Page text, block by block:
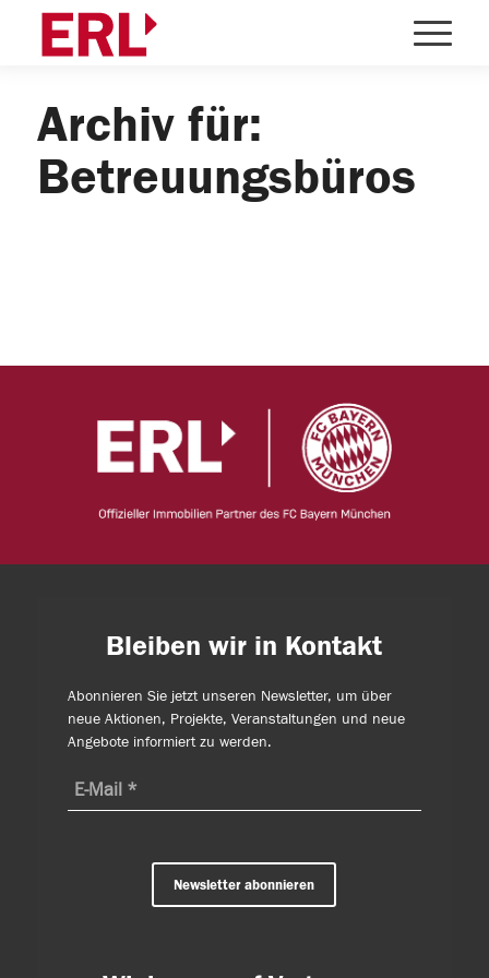
Archiv für:
Betreuungsbüros
Bleiben wir in Kontakt
Abonnieren Sie jetzt unseren Newsletter, um über
neue Aktionen, Projekte, Veranstaltungen und neue
Angebote informiert zu werden.
Newsletter abonnieren